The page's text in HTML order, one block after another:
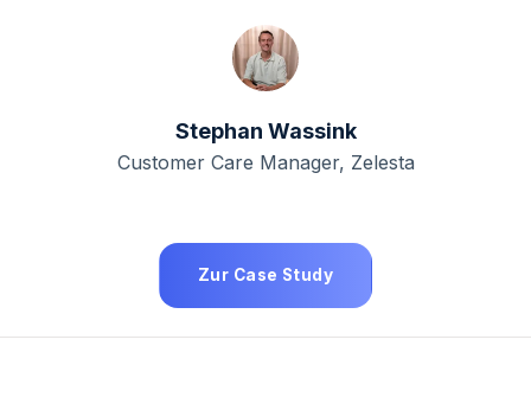
Stephan Wassink
Customer Care Manager, Zelesta
Zur Case Study